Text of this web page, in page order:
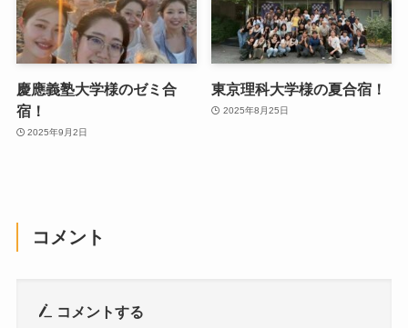
慶應義塾大学様のゼミ合
宿！
2025年9月2日
東京理科大学様の夏合宿！
2025年8月25日
コメント
コメントする